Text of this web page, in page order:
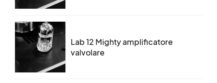
Lab 12 Mighty amplificatore
valvolare